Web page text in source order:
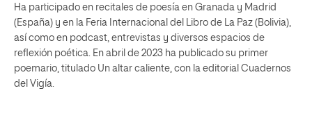
Ha participado en recitales de poesía en Granada y Madrid
(España) y en la Feria Internacional del Libro de La Paz (Bolivia),
así como en podcast, entrevistas y diversos espacios de
reflexión poética. En abril de 2023 ha publicado su primer
poemario, titulado Un altar caliente, con la editorial Cuadernos
del Vigía.